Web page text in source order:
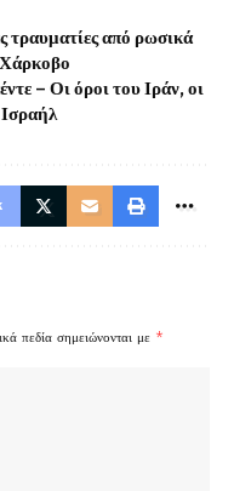
τραυματίες από ρωσικά
– Οι όροι του Ιράν, οι
πεδία σημειώνονται με *